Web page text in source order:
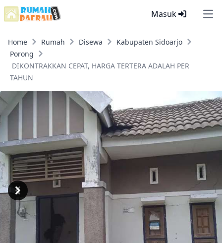
Masuk
Home Rumah Disewa
Kabupaten Sidoarjo
Porong
DIKONTRAKKAN CEPAT, HARGA TERTERA ADALAH PER
TAHUN
Previous
Next